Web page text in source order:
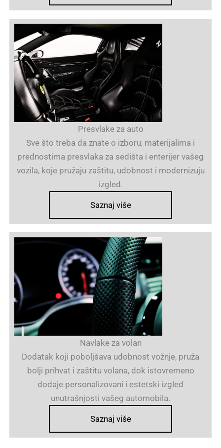
Presvlake za auto
Sve što treba da znate o izboru, materijalima i
prednostima presvlaka za sedišta i enterijer vašeg
vozila, koje pružaju zaštitu, udobnost i modernizuju
izgled.
Saznaj više
Navlake za volan
Dodatak koji poboljšava udobnost vožnje, pruža
bolji prihvat i zaštitu volana, dok istovremeno
dodaje personalizovani i estetski izgled
unutrašnjosti vašeg automobila.
Saznaj više